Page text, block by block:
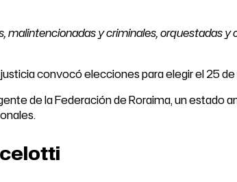
malintencionadas y criminales, orquestadas y
convocó elecciones para elegir el 25
de la Federación de Roraima, un